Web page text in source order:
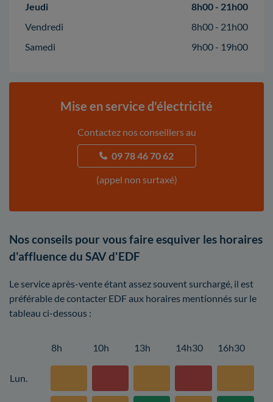
Jeudi
8h00 - 21h00
Vendredi
8h00 - 21h00
Samedi
9h00 - 19h00
Mise en service d'électricité
Contactez nos conseillers au
09 78 46 70 62
(appel non surtaxé)
Nos conseils pour vous faire esquiver les horaires
d'affluence du SAV d'EDF
Le service après-vente étant assez souvent surchargé, il est
préférable de contacter EDF aux horaires mentionnés sur le
tableau ci-dessous :
8h 10h 13h 14h30 16h30
Lun.